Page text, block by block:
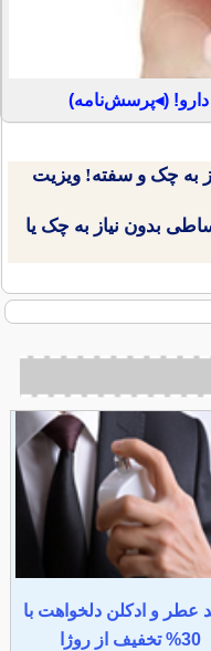
دارو! (◂پرسش‌نامه)
به چک و سفته! ویزیت
بدون نیاز به چک یا
عطر و ادکلن دلخواهت با
30% تخفیف از روژا